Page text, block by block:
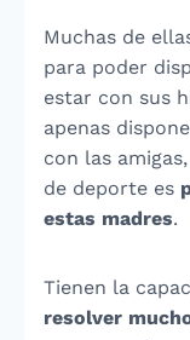
Muchas de
para poder
estar con sus
apenas
con las
de deporte es
estas madres.
Tienen la
resolver